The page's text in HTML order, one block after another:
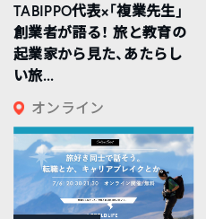
TABIPPO代表×「複業先生」
創業者が語る！ 旅と教育の
起業家から見た、あたらし
い旅...
オンライン